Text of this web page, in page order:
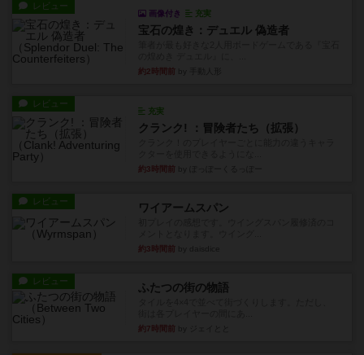
レビュー
画像付き 充実
宝石の煌き：デュエル 偽造者
約2時間前
レビュー
充実
クランク! ：冒険者たち（拡張）
約3時間前
レビュー ワイアームスパン
約3時間前
レビュー ふたつの街の物語
約7時間前